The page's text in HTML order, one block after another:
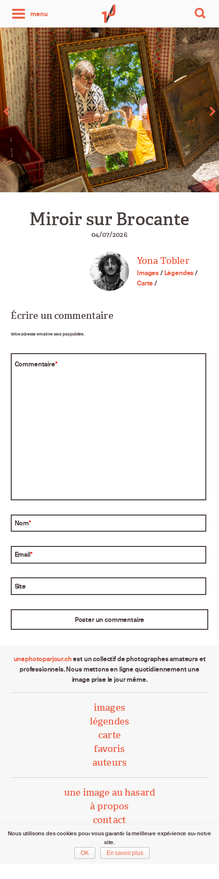
menu
photo
par
jour
Miroir sur Brocante
04/07/2026
Yona Tobler
Images/Légendes/
Carte/
Écrire un commentaire
Votre adresse email ne sera pas publiée.
Commentaire*
Nom*
Email*
Site
unephotoparjour.chest un collectif de photographes amateurs et
professionnels. Nous mettons en ligne quotidiennement une
image prise le jour même.
images
légendes
carte
favoris
auteurs
une image au hasard
à propos
contact
unephotoparjour.ch/ 2015 – 2026
Tous droits réservés aux auteurs respectifs.
Nous utilisons des cookies pour vous garantir la meilleure expérience sur notre
site.
OK
En savoir plus